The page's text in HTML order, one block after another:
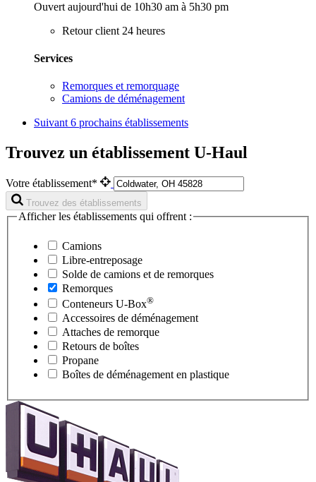
Ouvert aujourd'hui de 10h30 am à 5h30 pm
Retour client 24 heures
Services
Remorques et remorquage
Camions de déménagement
Suivant 6 prochains établissements
Trouvez un établissement U-Haul
Votre établissement*
Trouvez des établissements
Afficher les établissements qui offrent :
Camions
Libre-entreposage
Solde de camions et de remorques
Remorques
Conteneurs U-Box®
Accessoires de déménagement
Attaches de remorque
Retours de boîtes
Propane
Boîtes de déménagement en plastique